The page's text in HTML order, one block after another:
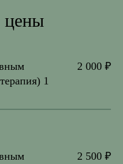
цены
1
2 000 ₽
2 500 ₽